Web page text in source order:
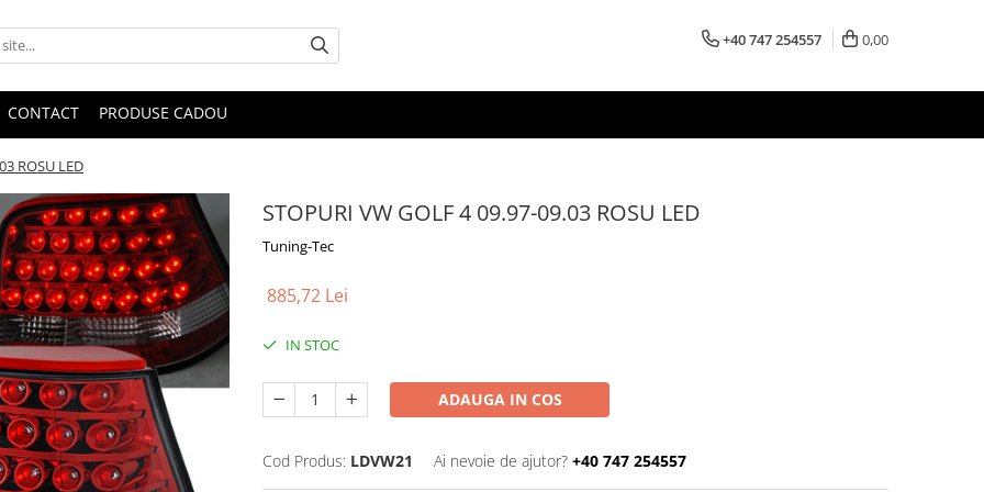
+40 747 254557 0,00
CONTACT PRODUSE CADOU
ROSU LED
STOPURI VW GOLF 4 09.97-09.03 ROSU LED
Tuning-Tec
885,72 Lei
IN STOC
ADAUGA IN COS
Cod Produs: LDVW21 Ai nevoie de ajutor? +40 747 254557